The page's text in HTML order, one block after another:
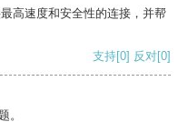
高速度和安全性的连接，并帮
支持[0] 反对[0]
。